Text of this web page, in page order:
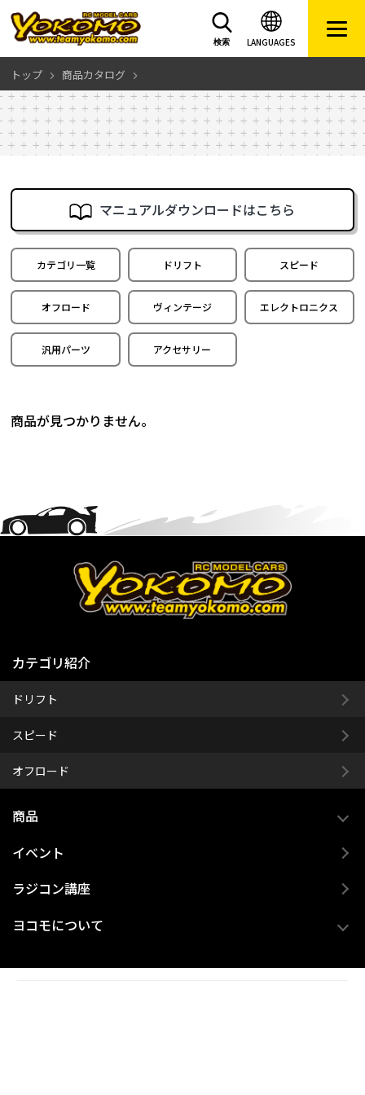
LANGUAGES
検索
トップ 商品カタログ
マニュアルダウンロードはこちら
カテゴリ一覧 ドリフト スピード
オフロード ヴィンテージ エレクトロニクス
汎用パーツ アクセサリー
商品が見つかりません。
カテゴリ紹介
ドリフト
スピード
オフロード
商品
イベント
ラジコン講座
ヨコモについて